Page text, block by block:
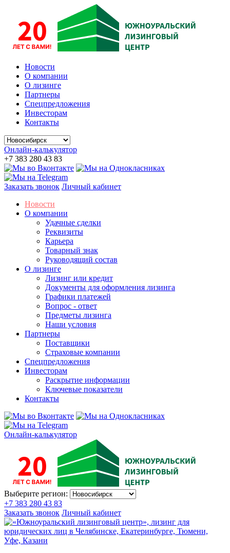
Новости
О компании
О лизинге
Партнеры
Спецпредложения
Инвесторам
Контакты
Онлайн-калькулятор
+7 383 280 43 83
Заказать звонок Личный кабинет
Новости
О компании
Удачные сделки
Реквизиты
Карьера
Товарный знак
Руководящий состав
О лизинге
Лизинг или кредит
Документы для оформления лизинга
Графики платежей
Вопрос - ответ
Предметы лизинга
Наши условия
Партнеры
Поставщики
Страховые компании
Спецпредложения
Инвесторам
Раскрытие информации
Ключевые показатели
Контакты
Онлайн-калькулятор
Выберите регион:
+7 383 280 43 83
Заказать звонок Личный кабинет